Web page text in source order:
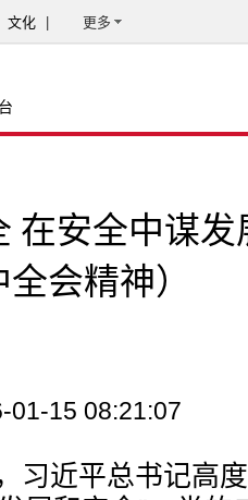
文化 更多
在安全中谋
会精神）
01-15 08:21:07
习近平总书记高